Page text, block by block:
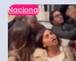
Nacional